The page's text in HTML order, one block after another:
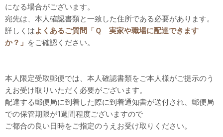
になる場合がございます。
宛先は、本人確認書類と一致した住所である必要があります。
詳しくはよくあるご質問「Ｑ 実家や職場に配達できます
か？」 をご確認ください。
本人限定受取郵便では、本人確認書類をご本人様がご提示のう
えお受け取りいただく必要がございます。
配達する郵便局に到着した際に到着通知書が送付され、郵便局
での保管期限が1週間程度ございますので
ご都合の良い日時をご指定のうえお受け取りください。